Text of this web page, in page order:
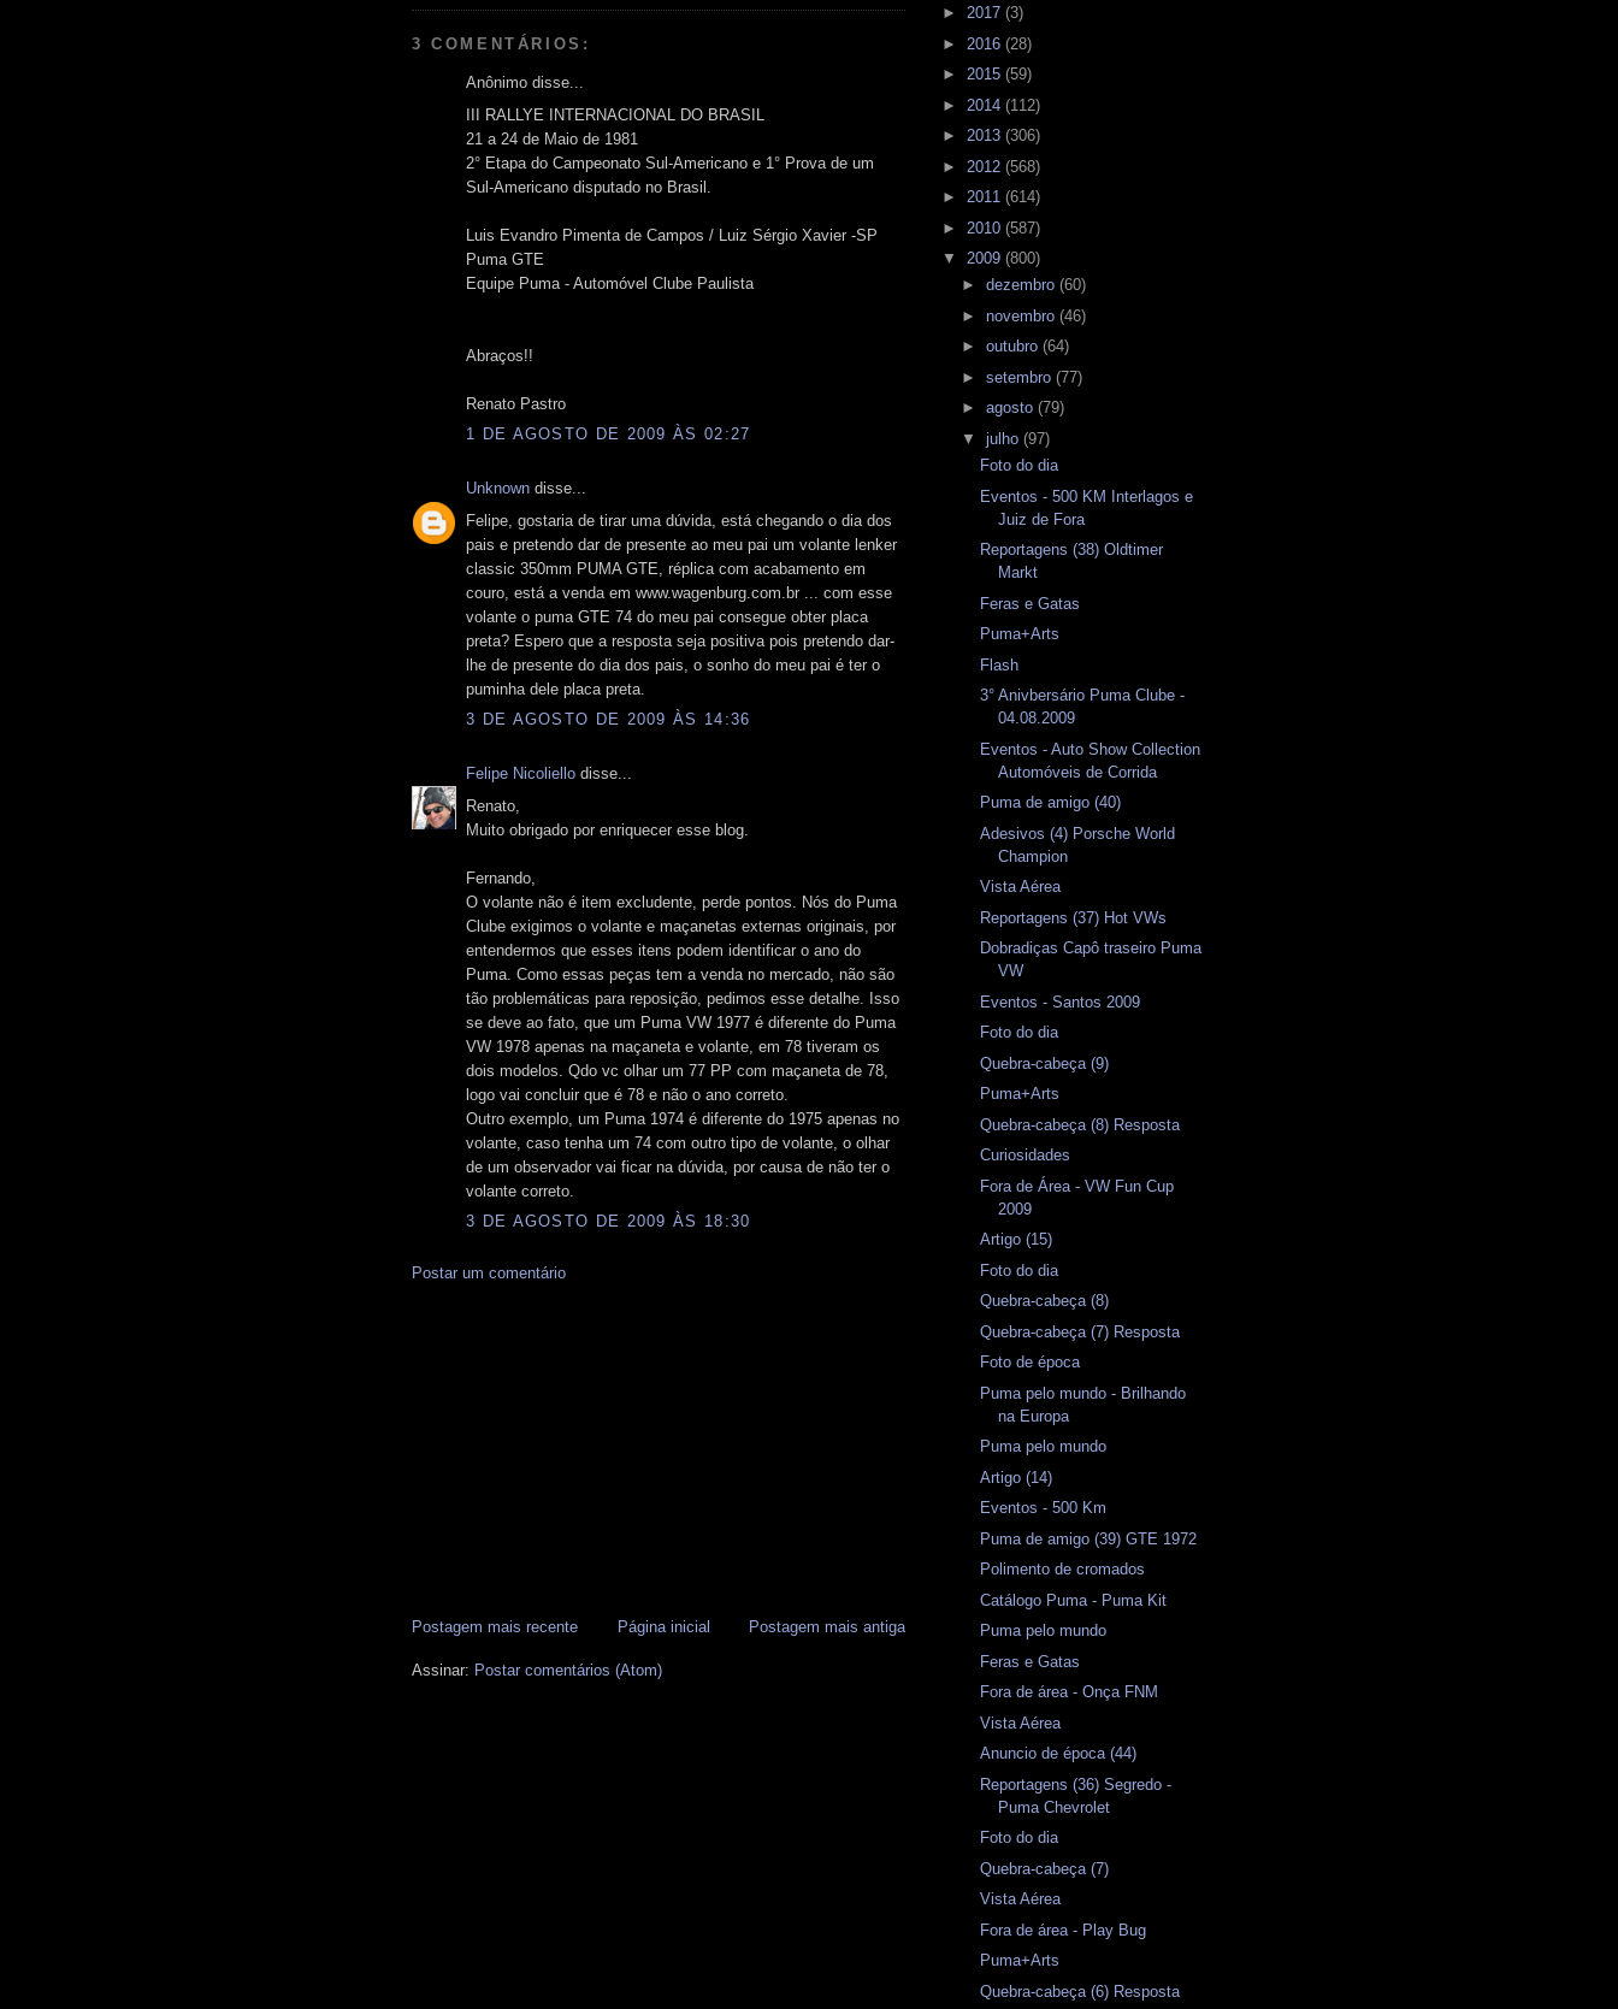
3 COMENTÁRIOS:
Anônimo disse...
III RALLYE INTERNACIONAL DO BRASIL
21 a 24 de Maio de 1981
2° Etapa do Campeonato Sul-Americano e 1° Prova de um
Sul-Americano disputado no Brasil.
Luis Evandro Pimenta de Campos / Luiz Sérgio Xavier -SP
Puma GTE
Equipe Puma - Automóvel Clube Paulista
Abraços!!
Renato Pastro
1 DE AGOSTO DE 2009 ÀS 02:27
Unknown disse...
Felipe, gostaria de tirar uma dúvida, está chegando o dia dos
pais e pretendo dar de presente ao meu pai um volante lenker
classic 350mm PUMA GTE, réplica com acabamento em
couro, está a venda em www.wagenburg.com.br ... com esse
volante o puma GTE 74 do meu pai consegue obter placa
preta? Espero que a resposta seja positiva pois pretendo dar-
lhe de presente do dia dos pais, o sonho do meu pai é ter o
puminha dele placa preta.
3 DE AGOSTO DE 2009 ÀS 14:36
Felipe Nicoliello disse...
Renato,
Muito obrigado por enriquecer esse blog.
Fernando,
O volante não é item excludente, perde pontos. Nós do Puma
Clube exigimos o volante e maçanetas externas originais, por
entendermos que esses itens podem identificar o ano do
Puma. Como essas peças tem a venda no mercado, não são
tão problemáticas para reposição, pedimos esse detalhe. Isso
se deve ao fato, que um Puma VW 1977 é diferente do Puma
VW 1978 apenas na maçaneta e volante, em 78 tiveram os
dois modelos. Qdo vc olhar um 77 PP com maçaneta de 78,
logo vai concluir que é 78 e não o ano correto.
Outro exemplo, um Puma 1974 é diferente do 1975 apenas no
volante, caso tenha um 74 com outro tipo de volante, o olhar
de um observador vai ficar na dúvida, por causa de não ter o
volante correto.
3 DE AGOSTO DE 2009 ÀS 18:30
Postar um comentário
Postagem mais recente Postagem mais antiga
Página inicial
Assinar: Postar comentários (Atom)
► 2017 (3)
► 2016 (28)
► 2015 (59)
► 2014 (112)
► 2013 (306)
► 2012 (568)
► 2011 (614)
► 2010 (587)
▼ 2009 (800)
► dezembro (60)
► novembro (46)
► outubro (64)
► setembro (77)
► agosto (79)
▼ julho (97)
Foto do dia
Eventos - 500 KM Interlagos e
Juiz de Fora
Reportagens (38) Oldtimer
Markt
Feras e Gatas
Puma+Arts
Flash
3° Anivbersário Puma Clube -
04.08.2009
Eventos - Auto Show Collection
Automóveis de Corrida
Puma de amigo (40)
Adesivos (4) Porsche World
Champion
Vista Aérea
Reportagens (37) Hot VWs
Dobradiças Capô traseiro Puma
VW
Eventos - Santos 2009
Foto do dia
Quebra-cabeça (9)
Puma+Arts
Quebra-cabeça (8) Resposta
Curiosidades
Fora de Área - VW Fun Cup
2009
Artigo (15)
Foto do dia
Quebra-cabeça (8)
Quebra-cabeça (7) Resposta
Foto de época
Puma pelo mundo - Brilhando
na Europa
Puma pelo mundo
Artigo (14)
Eventos - 500 Km
Puma de amigo (39) GTE 1972
Polimento de cromados
Catálogo Puma - Puma Kit
Puma pelo mundo
Feras e Gatas
Fora de área - Onça FNM
Vista Aérea
Anuncio de época (44)
Reportagens (36) Segredo -
Puma Chevrolet
Foto do dia
Quebra-cabeça (7)
Vista Aérea
Fora de área - Play Bug
Puma+Arts
Quebra-cabeça (6) Resposta